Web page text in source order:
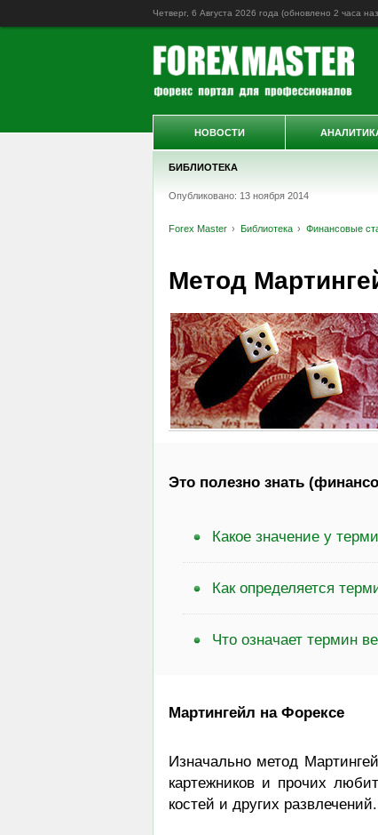
Четверг, 6 Августа 2026 года (обновлено 2 часа
БИБЛИОТЕКА
Опубликовано: 13 ноября 2014
Forex Master Библиотека Финансовые
Метод
Это полезно знать
Какое значение у
Как определяется
Что означает термин
Мартингейл на Форексе
Изначально метод
картежников и прочих
костей и других
НОВОСТИ